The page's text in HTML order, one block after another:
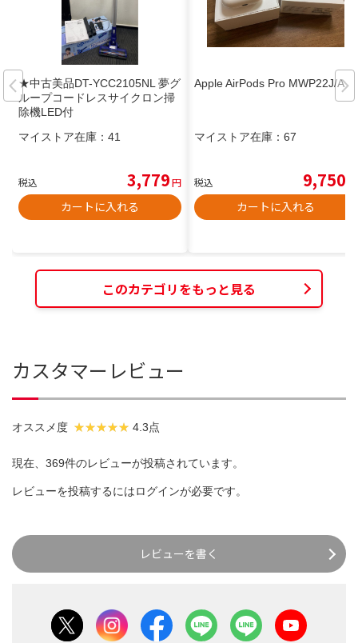
★中古美品DT-YCC2105NL 夢グ
ループコードレスサイクロン掃
除機LED付
マイストア在庫： 41
税込 3,779円
カートに入れる
Apple AirPods Pro MWP22J/A
マイストア在庫： 67
税込 9,750
カートに入れる
このカテゴリをもっと見る
カスタマーレビュー
オススメ度 4.3点
現在、369件のレビューが投稿されています。
レビューを投稿するにはログインが必要です。
レビューを書く